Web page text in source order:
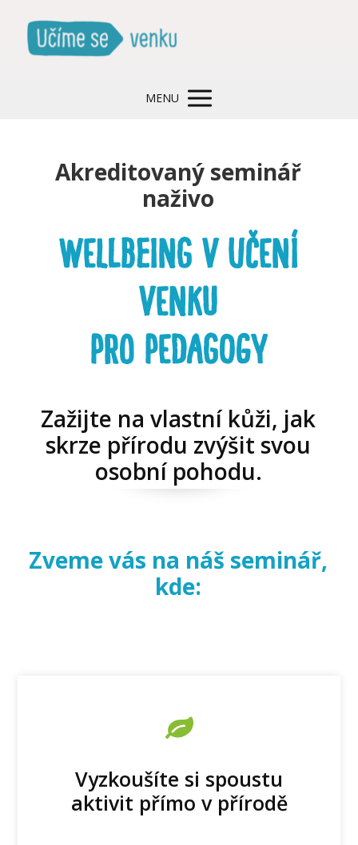
MENU
Akreditovaný seminář
naživo
WELLBEING V UČENÍ
VENKU
pro pedagogy
Zažijte na vlastní kůži, jak
skrze přírodu zvýšit svou
osobní pohodu.
Zveme vás na náš seminář,
kde:
Vyzkoušíte si spoustu
aktivit přímo v přírodě